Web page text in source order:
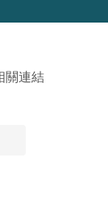
關連結